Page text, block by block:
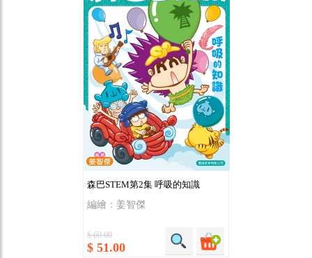
森巴STEM第2集 呼吸的知識
編繪：姜智傑
$ 60.00
$ 51.00